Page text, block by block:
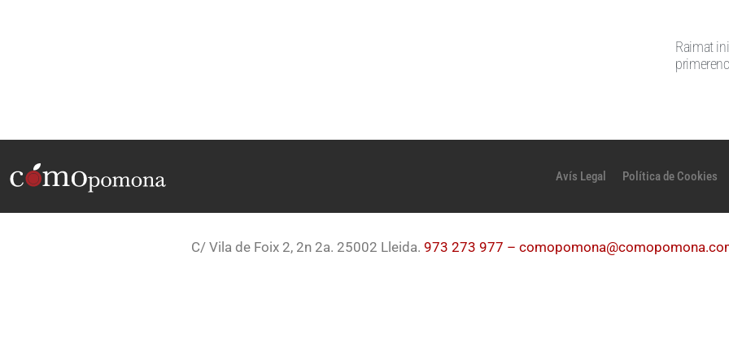
Raimat
Avís Legal Política de Cookies
C/ Vila de Foix 2, 2n 2a. 25002 Lleida. 973 273 977 –